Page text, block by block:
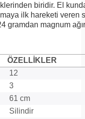
biridir. El
ilk hareketi veren
gramdan magnum
ÖZELLİKLER
12
3
61 cm
Silindir